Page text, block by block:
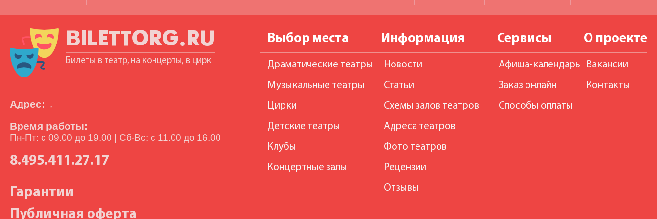
BILETTORG.RU
Билеты в театр, на концерты, в цирк
Адрес: ,
Время работы:
Пн-Пт: с 09.00 до 19.00 | Сб-Вс: с 11.00 до 16.00
8.495.411.27.17
Гарантии
Публичная оферта
Выбор места Информация Сервисы О проекте
Драматические театры
Музыкальные театры
Цирки
Детские театры
Клубы
Концертные залы
Новости
Статьи
Схемы залов театров
Адреса театров
Фото театров
Рецензии
Отзывы
Афиша-календарь
Заказ онлайн
Способы оплаты
Вакансии
Контакты